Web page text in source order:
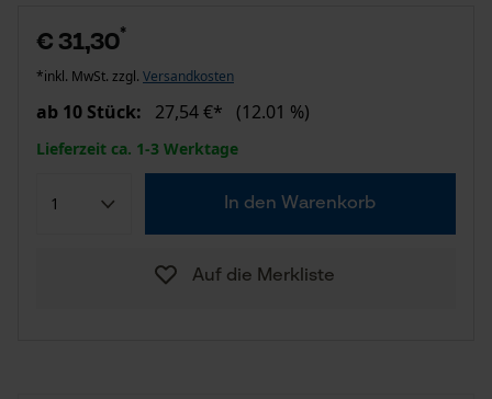
€ 31,30*
*inkl. MwSt. zzgl. Versandkosten
ab 10 Stück: 27,54 €* (12.01 %)
Lieferzeit ca. 1-3 Werktage
In den Warenkorb
Auf die Merkliste